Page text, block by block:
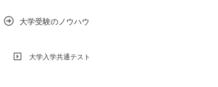
大学受験のノウハウ
大学入学共通テスト